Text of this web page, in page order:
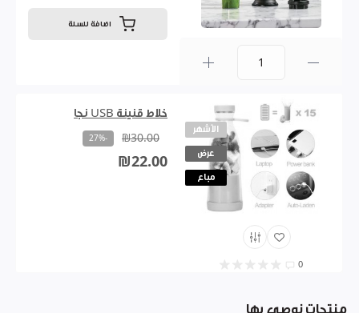
اضافة للسلة
الأشهر
عرض
مباع
0
خلاط قنينة USB نجا
₪30.00
-27%
₪22.00
منتجات نوصي بها